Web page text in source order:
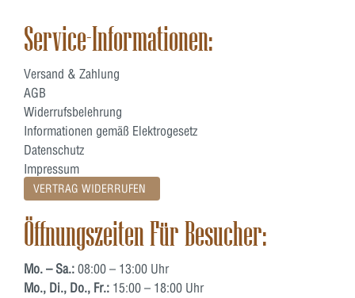
Service-Informationen:
Versand & Zahlung
AGB
Widerrufsbelehrung
Informationen gemäß Elektrogesetz
Datenschutz
Impressum
VERTRAG WIDERRUFEN
Öffnungszeiten Für Besucher:
Mo. – Sa.: 08:00 – 13:00 Uhr
Mo., Di., Do., Fr.: 15:00 – 18:00 Uhr